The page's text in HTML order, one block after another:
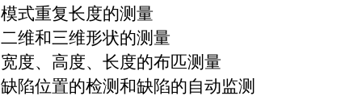
模式重复长度的测量
二维和三维形状的测量
宽度、高度、长度的布匹测量
缺陷位置的检测和缺陷的自动监测